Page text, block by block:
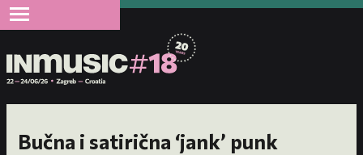
Bučna i satirična ‘jank’ punk